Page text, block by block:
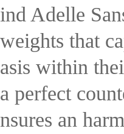
ind Adelle
weights that
asis within
a perfect
nsures an